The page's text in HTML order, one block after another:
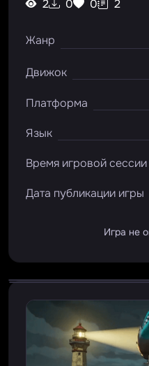
2
0 0 2
Жанр
Движок
Платформа
Язык
Время игровой сессии
Дата публикации игры
Игра не